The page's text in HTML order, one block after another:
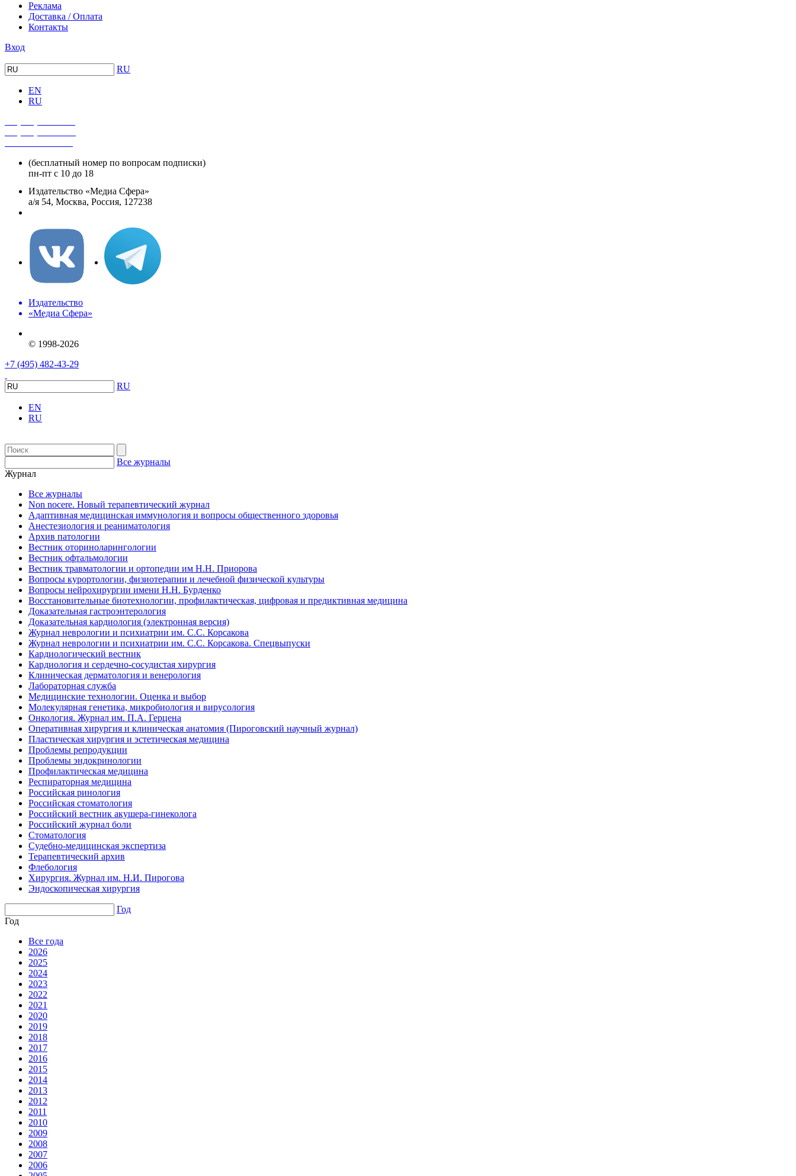
Реклама
Доставка / Оплата
Контакты
Вход
RU
EN
RU
(бесплатный номер по вопросам подписки)
пн-пт с 10 до 18
Издательство «Медиа Сфера»
а/я 54, Москва, Россия, 127238
Издательство
«Медиа Сфера»
© 1998-2026
+7 (495) 482-43-29
RU
EN
RU
Все журналы
Журнал
Все журналы
Non nocere. Новый терапевтический журнал
Адаптивная медицинская иммунология и вопросы общественного здоровья
Анестезиология и реаниматология
Архив патологии
Вестник оториноларингологии
Вестник офтальмологии
Вестник травматологии и ортопедии им Н.Н. Приорова
Вопросы курортологии, физиотерапии и лечебной физической культуры
Вопросы нейрохирургии имени Н.Н. Бурденко
Восстановительные биотехнологии, профилактическая, цифровая и предиктивная медицина
Доказательная гастроэнтерология
Доказательная кардиология (электронная версия)
Журнал неврологии и психиатрии им. С.С. Корсакова
Журнал неврологии и психиатрии им. С.С. Корсакова. Спецвыпуски
Кардиологический вестник
Кардиология и сердечно-сосудистая хирургия
Клиническая дерматология и венерология
Лабораторная служба
Медицинские технологии. Оценка и выбор
Молекулярная генетика, микробиология и вирусология
Онкология. Журнал им. П.А. Герцена
Оперативная хирургия и клиническая анатомия (Пироговский научный журнал)
Пластическая хирургия и эстетическая медицина
Проблемы репродукции
Проблемы эндокринологии
Профилактическая медицина
Респираторная медицина
Российская ринология
Российская стоматология
Российский вестник акушера-гинеколога
Российский журнал боли
Стоматология
Судебно-медицинская экспертиза
Терапевтический архив
Флебология
Хирургия. Журнал им. Н.И. Пирогова
Эндоскопическая хирургия
Год
Год
Все года
2026
2025
2024
2023
2022
2021
2020
2019
2018
2017
2016
2015
2014
2013
2012
2011
2010
2009
2008
2007
2006